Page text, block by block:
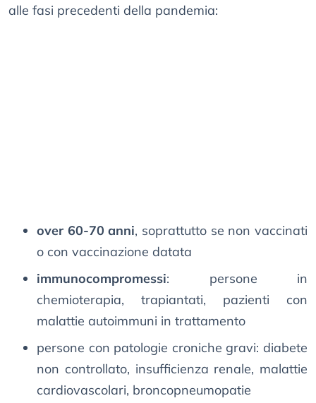
alle fasi precedenti della pandemia:
over 60-70 anni, soprattutto se non vaccinati
o con vaccinazione datata
immunocompromessi: persone in
chemioterapia, trapiantati, pazienti con
malattie autoimmuni in trattamento
persone con patologie croniche gravi: diabete
non controllato, insufficienza renale, malattie
cardiovascolari, broncopneumopatie